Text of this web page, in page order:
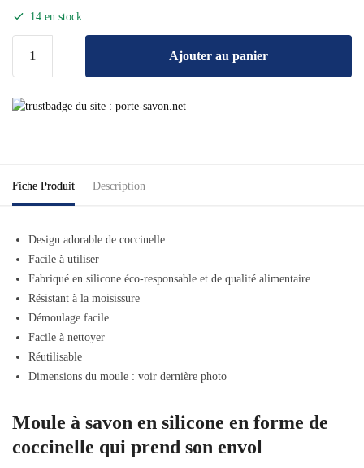
14 en stock
Ajouter au panier
Fiche Produit Description
Design adorable de coccinelle
Facile à utiliser
Fabriqué en silicone éco-responsable et de qualité alimentaire
Résistant à la moisissure
Démoulage facile
Facile à nettoyer
Réutilisable
Dimensions du moule : voir dernière photo
Moule à savon en silicone en forme de
coccinelle qui prend son envol